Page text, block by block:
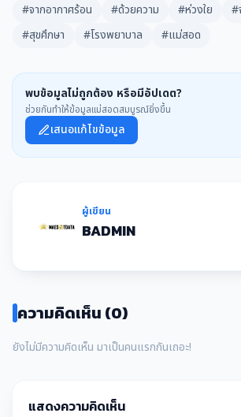
#จากอากาศร้อน
#ด้วยความ #ห่วงใย
#
#สุขศึกษา
#โรงพยาบาล #แม่สอด
พบข้อมูลไม่ถูกต้อง หรือมีอัปเดต?
ช่วยกันทำให้ข้อมูลแม่สอดสมบูรณ์ยิ่งขึ้น
เสนอแก้ไขข้อมูล
ผู้เขียน
BADMIN
ความคิดเห็น (0)
ยังไม่มีความคิดเห็น มาเป็นคนแรกกันเถอะ!
แสดงความคิดเห็น